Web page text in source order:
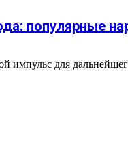
популярные
для